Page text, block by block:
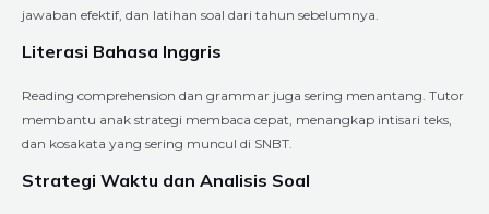
jawaban efektif, dan latihan soal dari tahun sebelumnya.
Literasi Bahasa Inggris
Reading comprehension dan grammar juga sering menantang. Tutor
membantu anak strategi membaca cepat, menangkap intisari teks,
dan kosakata yang sering muncul di SNBT.
Strategi Waktu dan Analisis Soal